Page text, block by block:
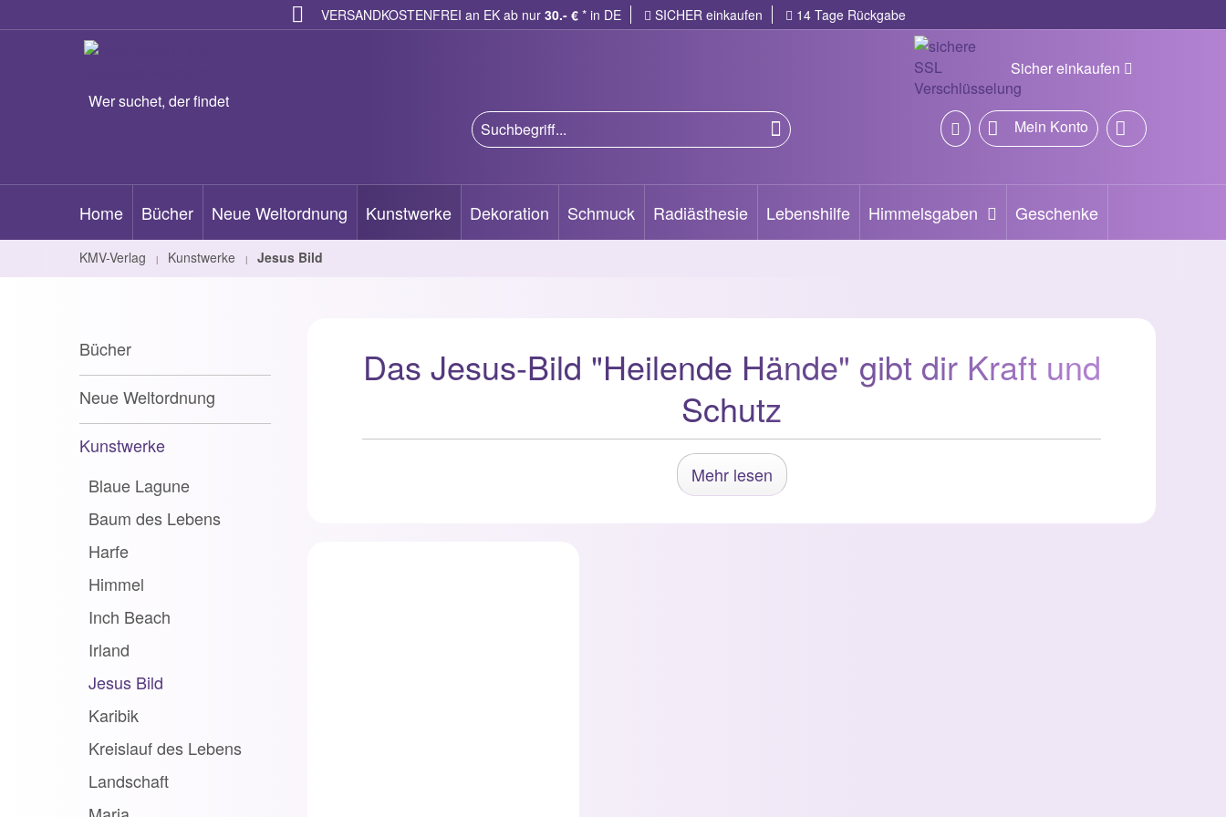
VERSANDKOSTENFREI an EK ab nur 30.- € * in DE SICHER einkaufen 14 Tage Rückgabe
Sicher einkaufen
Wer suchet, der findet
Mein Konto
Home Bücher Neue Weltordnung Kunstwerke Dekoration Schmuck Radiästhesie Lebenshilfe Himmelsgaben Geschenke
KMV-Verlag | Kunstwerke | Jesus Bild
Bücher
Neue Weltordnung
Kunstwerke
Blaue Lagune
Baum des Lebens
Harfe
Himmel
Inch Beach
Irland
Jesus Bild
Karibik
Kreislauf des Lebens
Landschaft
Das Jesus-Bild "Heilende Hände" gibt dir Kraft und
Schutz
Mehr lesen